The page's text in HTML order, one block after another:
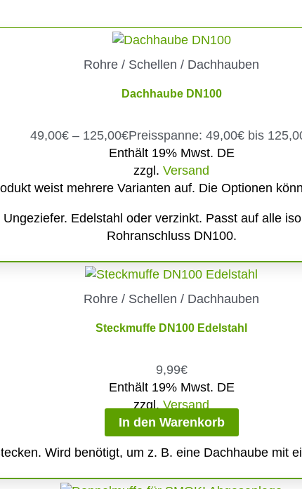
Rohre / Schellen / Dachhauben
Dachhaube DN100
49,00€ – 125,00€Preisspanne: 49,00€ bis
Enthält 19% Mwst. DE
zzgl. Versand
weist mehrere Varianten auf. Die Optionen
Edelstahl oder verzinkt. Passt auf alle
Rohranschluss DN100.
Rohre / Schellen / Dachhauben
Steckmuffe DN100 Edelstahl
9,99€
Enthält 19% Mwst. DE
zzgl. Versand
In den Warenkorb
Wird benötigt, um z. B. eine Dachhaube mit